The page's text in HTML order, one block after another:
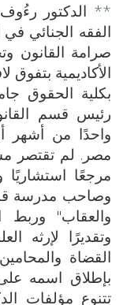
**
الفقه الجنائي
صرامة القانون
الأكاديمية
بكلية
رئيس قسم
واحدًا من أشهر
مصر. لم تقتصر
مرجعًا استشاريًا
وصاحب مدرسة
والعقاب" وربط
وتقديرًا لإرثه
القضاة
بإطلاق اسمه
تتنوع مؤلفات